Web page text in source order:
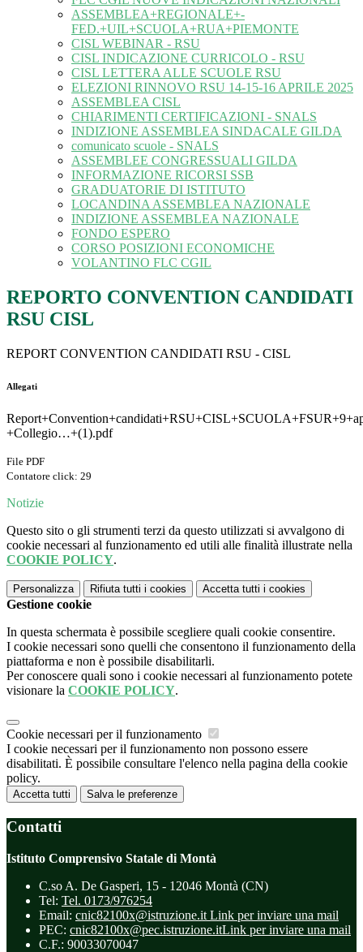
ASSEMBLEA+REGIONALE+-
FED.+UIL+SCUOLA+RUA+PIEMONTE
CISL WEBINAR - RSU
CISL INDICAZIONE CURRICOLO - RSU
CISL LETTERA ALLE SCUOLE RSU
ELEZIONI RINNOVO RSU 14-15-16 APRILE 2025
ASSEMBLEA CISL
CHIARIMENTI CERTIFICAZIONI - SNALS
INDIZIONE ASSEMBLEA SINDACALE GILDA
comunicato scuole - SNALS
ASSEMBLEE CONGRESSUALI GILDA
INFORMAZIONE RICORSI SSB
GRADUATORIE DI ISTITUTO
LOCANDINA ASSEMBLEA NAZIONALE
INDIZIONE ASSEMBLEA NAZIONALE
FONDO ESPERO
CORSO POSIZIONI ECONOMICHE
VOLANTINO FLC CGIL
REPORTO CONVENTION CANDIDATI
RSU CISL
REPORT CONVENTION CANDIDATI RSU - CISL
Allegati
+Collegio…+(1).pdf
File PDF
Contatore click: 29
Notizie
Questo sito o gli strumenti terzi da questo utilizzati si avvalgono di
cookie necessari al funzionamento ed utili alle finalità illustrate nella
COOKIE POLICY.
Personalizza Rifiuta tutti i cookies Accetta tutti i cookies
Gestione cookie
In questa schermata è possibile scegliere quali cookie consentire.
I cookie necessari sono quelli che consentono il funzionamento della
piattaforma e non è possibile disabilitarli.
Per conoscere quali sono i cookie necessari al funzionamento potete
visionare la COOKIE POLICY.
Cookie necessari per il funzionamento
I cookie necessari per il funzionamento non possono essere
disabilitati. È possibile consultare l'elenco nella pagina della cookie
policy.
Accetta tutti Salva le preferenze
Contatti
Istituto Comprensivo Statale di Montà
C.so A. De Gasperi, 15 - 12046 Montà (CN)
Tel: Tel. 0173/976254
Email: cnic82100x@istruzione.it Link per inviare una mail
PEC: cnic82100x@pec.istruzione.itLink per inviare una mail
C.F.: 90033070047